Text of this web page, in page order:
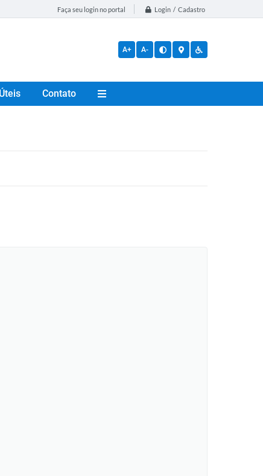
Faça seu login no portal Login / Cadastro
A+ A-
Contato